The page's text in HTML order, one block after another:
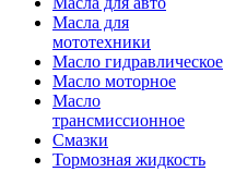
Масла для
мототехники
Масло гидравлическое
Масло моторное
Масло
трансмиссионное
Смазки
Тормозная жидкость